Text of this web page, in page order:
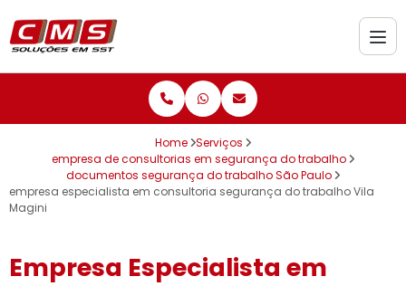
Home Serviços
empresa de consultorias em segurança do trabalho
documentos segurança do trabalho São Paulo
empresa especialista em consultoria segurança do trabalho Vila
Magini
Empresa Especialista em